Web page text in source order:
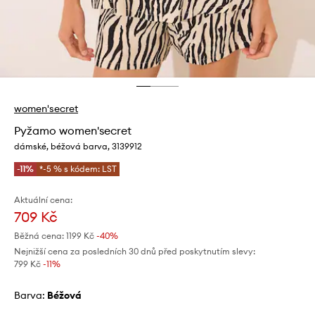
women'secret
Pyžamo women'secret
dámské, béžová barva, 3139912
-11% *-5 % s kódem: LST
Aktuální cena:
709 Kč
Běžná cena: 1199 Kč -40%
Nejnižší cena za posledních 30 dnů před poskytnutím slevy:
799 Kč -11%
Barva: béžová